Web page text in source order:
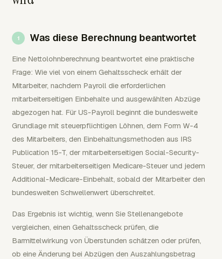
Was diese Berechnung beantwortet
Eine Nettolohnberechnung beantwortet eine praktische
Frage: Wie viel von einem Gehaltsscheck erhält der
Mitarbeiter, nachdem Payroll die erforderlichen
mitarbeiterseitigen Einbehalte und ausgewählten Abzüge
abgezogen hat. Für US-Payroll beginnt die bundesweite
Grundlage mit steuerpflichtigen Löhnen, dem Form W-4
des Mitarbeiters, den Einbehaltungsmethoden aus IRS
Publication 15-T, der mitarbeiterseitigen Social-Security-
Steuer, der mitarbeiterseitigen Medicare-Steuer und jedem
Additional-Medicare-Einbehalt, sobald der Mitarbeiter den
bundesweiten Schwellenwert überschreitet.
Das Ergebnis ist wichtig, wenn Sie Stellenangebote
vergleichen, einen Gehaltsscheck prüfen, die
Barmittelwirkung von Überstunden schätzen oder prüfen,
ob eine Änderung bei Abzügen den Auszahlungsbetrag